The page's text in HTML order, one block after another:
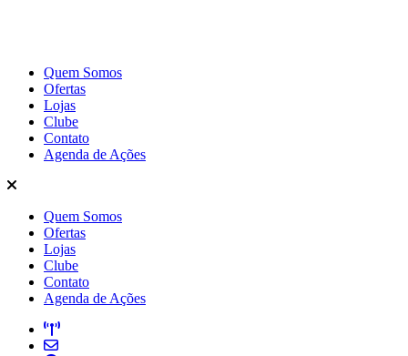
Quem Somos
Ofertas
Lojas
Clube
Contato
Agenda de Ações
Quem Somos
Ofertas
Lojas
Clube
Contato
Agenda de Ações